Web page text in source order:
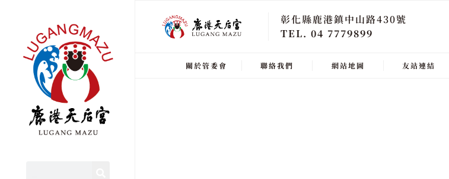
彰化縣鹿港鎮中山路430號
TEL. 04 7779899
關於管委會 聯絡我們 網站地圖 友站連結